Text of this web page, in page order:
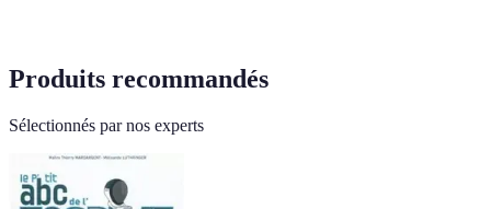
Produits recommandés
Sélectionnés par nos experts